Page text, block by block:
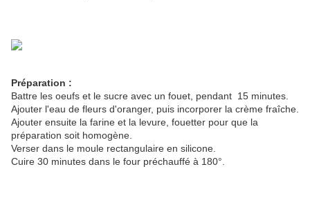
Préparation :
Battre les oeufs et le sucre avec un fouet, pendant 15 minutes.
Ajouter l'eau de fleurs d'oranger, puis incorporer la crème fraîche.
Ajouter ensuite la farine et la levure, fouetter pour que la
préparation soit homogène.
Verser dans le moule rectangulaire en silicone.
Cuire 30 minutes dans le four préchauffé à 180°.